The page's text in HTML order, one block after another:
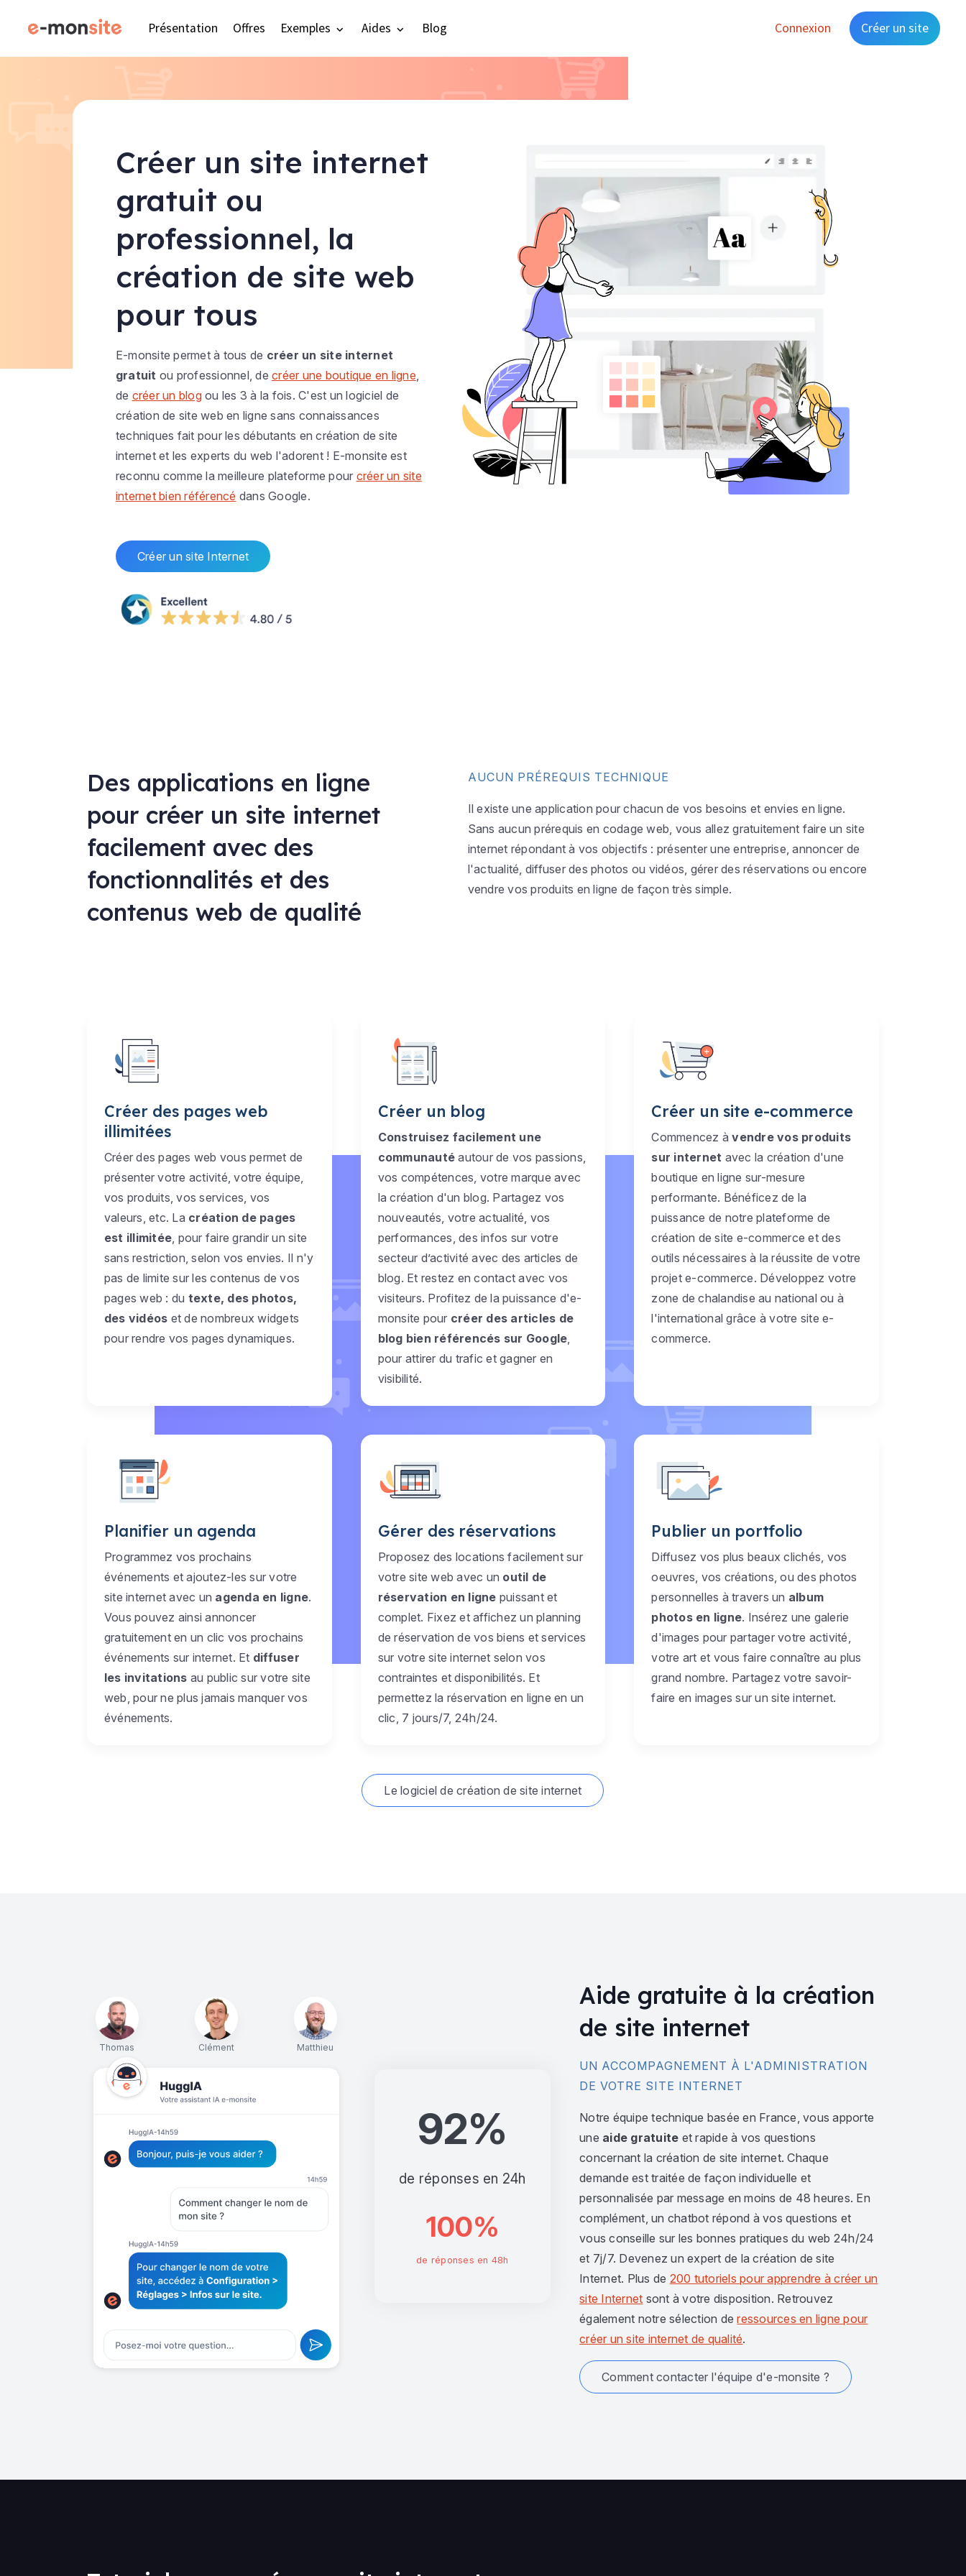
Présentation Offres Exemples Aides Blog Connexion Créer un site
Créer un site internet
gratuit ou
professionnel, la
création de site web
pour tous
E-monsite permet à tous de créer un site internet
gratuit ou professionnel, decréer une boutique en ligne,
de créer un blogou les 3 à la fois. C'est un logiciel de
création de site web en ligne sans connaissances
techniques fait pour les débutants en création de site
internet et les experts du web l'adorent ! E-monsite est
reconnu comme la meilleure plateforme pour créer un site
internet bien référencé dans Google.
Créer un site Internet
Des applications en ligne
pour créer un site internet
facilement avec des
fonctionnalités et des
contenus web de qualité
AUCUN PRÉREQUIS TECHNIQUE
Il existe une application pour chacun de vos besoins et envies en ligne.
Sans aucun prérequis en codage web, vous allez gratuitement faire un site
internet répondant à vos objectifs : présenter une entreprise, annoncer de
l'actualité, diffuser des photos ou vidéos, gérer des réservations ou encore
vendre vos produits en ligne de façon très simple.
Créer des pages web
illimitées
Créer des pages web vous permet de
présenter votre activité, votre équipe,
vos produits, vos services, vos
valeurs, etc. La création de pages
est illimitée , pour faire grandir un site
sans restriction, selon vos envies. Il n'y
pas de limite sur les contenus de vos
pages web : du texte, des photos,
des vidéos et de nombreux widgets
pour rendre vos pages dynamiques.
Créer un blog
Construisez facilement une
communauté autour de vos passions,
vos compétences, votre marque avec
la création d'un blog. Partagez vos
nouveautés, votre actualité, vos
performances, des infos sur votre
secteur d’activité avec des articles de
blog. Et restez en contact avec vos
visiteurs. Profitez de la puissance d'e-
monsite pour créer des articles de
blog bien référencés sur Google
pour attirer du trafic et gagner en
visibilité.
Créer un site e-commerce
Commencez àvendre vos produits
sur internet avec la création d'une
boutique en ligne sur-mesure
performante. Bénéficez de la
puissance de notre plateforme de
création de site e-commerce et des
outils nécessaires à la réussite de votre
projet e-commerce. Développez votre
zone de chalandise au national ou à
l'international grâce à votre site e-
commerce.
Planifier un agenda
Programmez vos prochains
événements et ajoutez-les sur votre
site internet avec un agenda en ligne.
Vous pouvez ainsi annoncer
gratuitement en un clic vos prochains
événements sur internet. Et diffuser
les invitations au public sur votre site
web, pour ne plus jamais manquer vos
événements.
Gérer des réservations
Proposez des locations facilement sur
votre site web avec un outil de
réservation en ligne puissant et
complet. Fixez et affichez un planning
de réservation de vos biens et services
sur votre site internet selon vos
contraintes et disponibilités. Et
permettez la réservation en ligne en un
clic, 7 jours/7, 24h/24.
Publier un portfolio
Diffusez vos plus beaux clichés, vos
oeuvres, vos créations, ou des photos
personnelles à travers un album
photos en ligne. Insérez une galerie
d'images pour partager votre activité,
votre art et vous faire connaître au plus
grand nombre. Partagez votre savoir-
faire en images sur un site internet.
Le logiciel de création de site internet
Thomas Clément Matthieu
92%
de réponses en 24h
100%
de réponses en 48h
Aide gratuite à la création
de site internet
UN ACCOMPAGNEMENT À L'ADMINISTRATION
DE VOTRE SITE INTERNET
Notre équipe technique basée en France, vous apporte
une aide gratuite et rapide à vos questions
concernant la création de site internet. Chaque
demande est traitée de façon individuelle et
personnalisée par message en moins de 48 heures. En
complément, un chatbot répond à vos questions et
vous conseille sur les bonnes pratiques du web 24h/24
et 7j/7. Devenez un expert de la création de site
Internet. Plus de 200 tutoriels pour apprendre à créer un
site Internet sont à votre disposition. Retrouvez
également notre sélection deressources en ligne pour
créer un site internet de qualité.
Comment contacter l'équipe d'e-monsite ?